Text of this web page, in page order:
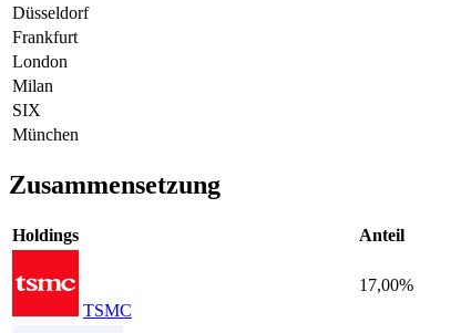
Düsseldorf
Frankfurt
London
Milan
SIX
München
Zusammensetzung
Holdings Anteil
TSMC
17,00%